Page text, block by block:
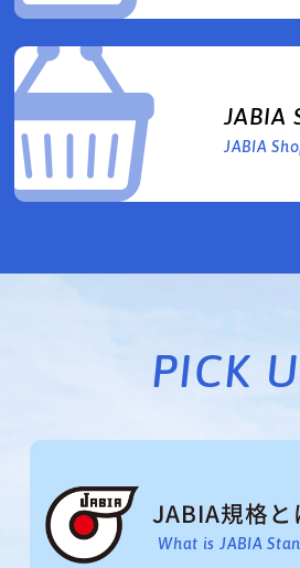
JABIA
JABIA
PICK
JABIA規格と
What is JABIA